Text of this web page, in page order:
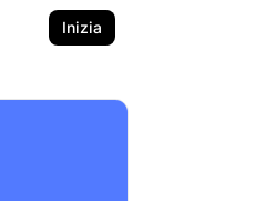
Inizia